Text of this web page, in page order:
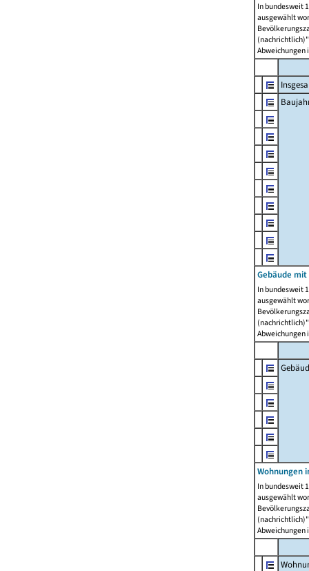
In bundesweit
ausgewählt
Abweichungen
Gebäude mit
In bundesweit
ausgewählt
Abweichungen
Wohnungen
In bundesweit
ausgewählt
Abweichungen